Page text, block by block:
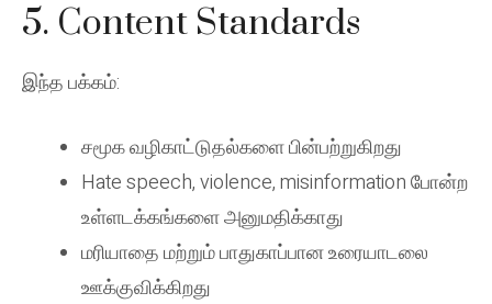
5. Content Standards
இந்த பக்கம்:
சமூக வழிகாட்டுதல்களை பின்பற்றுகிறது
Hate speech, violence, misinformation போன்ற
உள்ளடக்கங்களை அனுமதிக்காது
மரியாதை மற்றும் பாதுகாப்பான உரையாடலை
ஊக்குவிக்கிறது